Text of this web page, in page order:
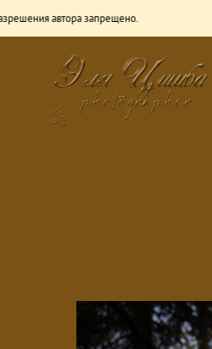
автора запрещено.